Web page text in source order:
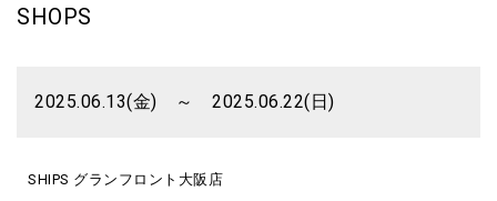
SHOPS
2025.06.13(金) ～ 2025.06.22(日)
SHIPS グランフロント大阪店